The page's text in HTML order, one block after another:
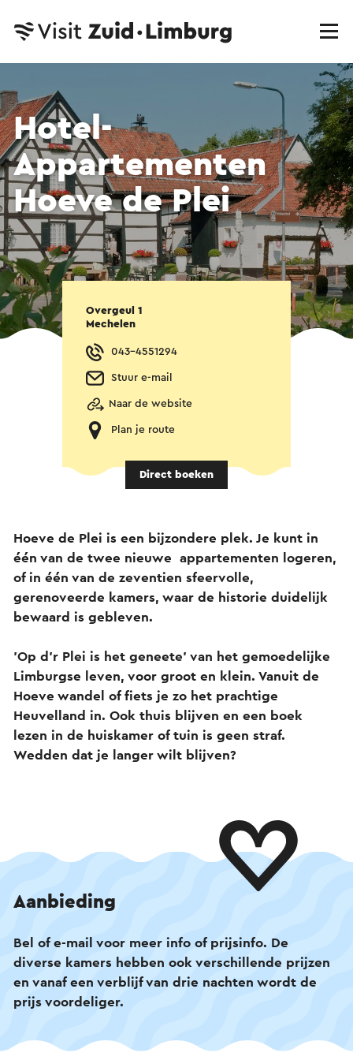
Hotel-
Appartementen
Hoeve de Plei
Overgeul 1
Mechelen
043-4551294
Stuur e-mail
Naar de website
Plan je route
Direct boeken
Hoeve de Plei is een bijzondere plek. Je kunt in
één van de twee nieuwe appartementen logeren,
of in één van de zeventien sfeervolle,
gerenoveerde kamers, waar de historie duidelijk
bewaard is gebleven.
'Op d'r Plei is het geneete' van het gemoedelijke
Limburgse leven, voor groot en klein. Vanuit de
Hoeve wandel of fiets je zo het prachtige
Heuvelland in. Ook thuis blijven en een boek
lezen in de huiskamer of tuin is geen straf.
Wedden dat je langer wilt blijven?
Aanbieding
Bel of e-mail voor meer info of prijsinfo. De
diverse kamers hebben ook verschillende prijzen
en vanaf een verblijf van drie nachten wordt de
prijs voordeliger.